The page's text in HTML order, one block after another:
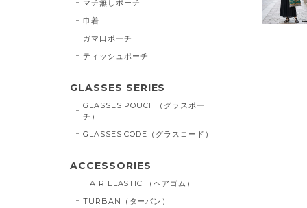
マチ無しポーチ
巾着
ガマ口ポーチ
ティッシュポーチ
GLASSES SERIES
GLASSES POUCH（グラスポー
チ）
GLASSES CODE（グラスコード）
ACCESSORIES
HAIR ELASTIC （ヘアゴム）
TURBAN（ターバン）